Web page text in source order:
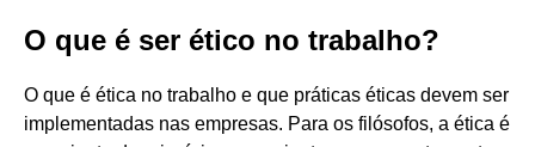
O que é ser ético no trabalho?
O que é ética no trabalho e que práticas éticas devem ser
implementadas nas empresas. Para os filósofos, a ética é